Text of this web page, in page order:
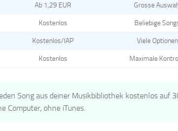
Ab 1,29 EUR Grosse
Kostenlos Beliebige
Kostenlos/IAP Viele Optionen
Kostenlos Maximale
Song aus deiner Musikbibliothek kostenlos auf
Computer, ohne iTunes.